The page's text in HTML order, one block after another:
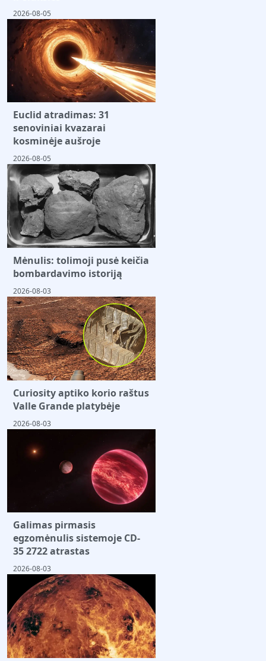
2026-08-05
Euclid atradimas: 31
senoviniai kvazarai
kosminėje aušroje
2026-08-05
Mėnulis: tolimoji pusė keičia
bombardavimo istoriją
2026-08-03
Curiosity aptiko korio raštus
Valle Grande platybėje
2026-08-03
Galimas pirmasis
egzomėnulis sistemoje CD-
35 2722 atrastas
2026-08-03